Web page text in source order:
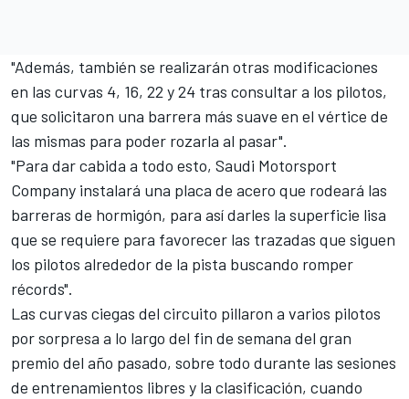
"Además, también se realizarán otras modificaciones
en las curvas 4, 16, 22 y 24 tras consultar a los pilotos,
que solicitaron una barrera más suave en el vértice de
las mismas para poder rozarla al pasar".
"Para dar cabida a todo esto, Saudi Motorsport
Company instalará una placa de acero que rodeará las
barreras de hormigón, para así darles la superficie lisa
que se requiere para favorecer las trazadas que siguen
los pilotos alrededor de la pista buscando romper
récords".
Las curvas ciegas del circuito pillaron a varios pilotos
por sorpresa a lo largo del fin de semana del gran
premio del año pasado, sobre todo durante las sesiones
de entrenamientos libres y la clasificación, cuando